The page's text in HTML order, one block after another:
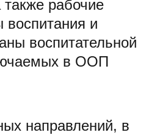
также рабочие
и
воспитательной
в ООП
направлений, в